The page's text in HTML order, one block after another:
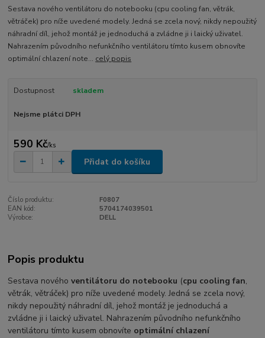
Sestava nového ventilátoru do notebooku (cpu cooling fan, větrák,
větráček) pro níže uvedené modely. Jedná se zcela nový, nikdy nepoužitý
náhradní díl, jehož montáž je jednoduchá a zvládne ji i laický uživatel.
Nahrazením původního nefunkčního ventilátoru tímto kusem obnovíte
optimální chlazení note... celý popis
Dostupnost skladem
Nejsme plátci DPH
590 Kč/ks
Přidat do košíku
Číslo produktu:
F0807
EAN kód:
5704174039501
Výrobce:
DELL
Popis produktu
Sestava novéhoventilátoru do notebooku (cpu cooling fan,
větrák, větráček) pro níže uvedené modely. Jedná se zcela nový,
nikdy nepoužitý náhradní díl, jehož montáž je jednoduchá a
zvládne ji i laický uživatel. Nahrazením původního nefunkčního
ventilátoru tímto kusem obnovíte optimální chlazení